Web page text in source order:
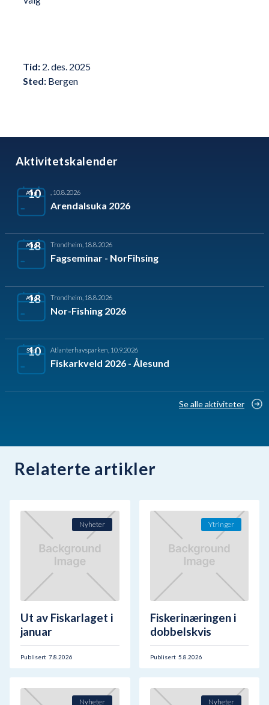
Tid: 2.des. 2025
Sted: Bergen
Aktivitetskalender
Aug
10 10.8.2026
Arendalsuka 2026
Aug
18 Trondheim 18.8.2026
Fagseminar - NorFihsing
Aug
18 Trondheim 18.8.2026
Nor-Fishing 2026
Sep
10 Atlanterhavsparken 10.9.2026
Fiskarkveld 2026 - Ålesund
Se alle aktiviteter
Relaterte artikler
Nyheter
Ut av Fiskarlaget i
januar
Publisert 7.8.2026
Ytringer
Fiskerinæringen i
dobbelskvis
Publisert 5.8.2026
Nyheter Nyheter